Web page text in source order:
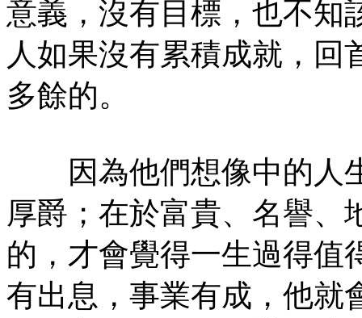
意義，沒有目標，也不知
人如果沒有累積成就，回
多餘的。
因為他們想像中的人
厚爵；在於富貴、名譽、
的，才會覺得一生過得值
有出息，事業有成，他就